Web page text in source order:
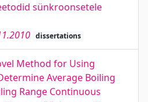
sünkroonsetele
dissertations
Method for Using
Average Boiling
Range Continuous